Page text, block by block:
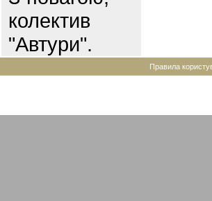
колектив
"Автури".
Правила